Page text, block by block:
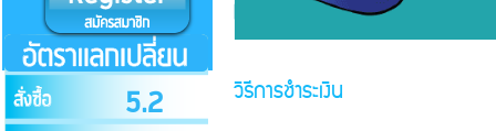
5.2
วิธีการชำระเงิน